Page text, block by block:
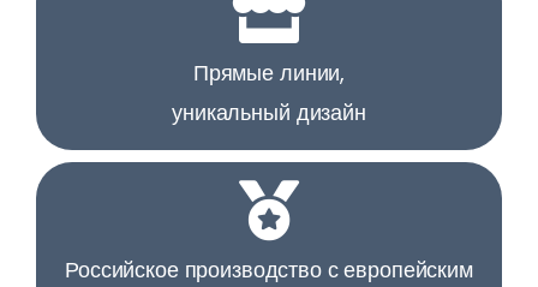
Прямые линии,
уникальный дизайн
Российское производство с европейским